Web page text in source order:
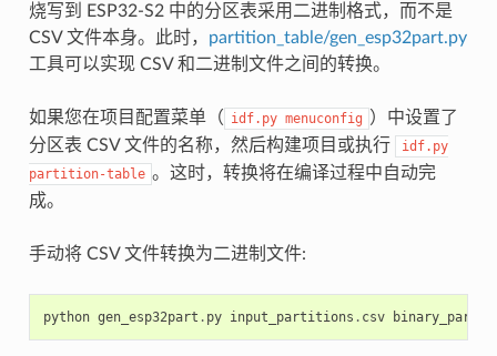
烧写到 ESP32-S2 中的分区表采用二进制格式，而不是
CSV 文件本身。此时， partition_table/gen_esp32part.py
工具可以实现 CSV 和二进制文件之间的转换。
如果您在项目配置菜单（ idf.py menuconfig
）中设置了
分区表 CSV 文件的名称，然后构建项目或执行
idf.py
partition-table 。这时，转换将在编译过程中自动完
成。
手动将 CSV 文件转换为二进制文件:
python gen_esp32part . py input_partitions . csv